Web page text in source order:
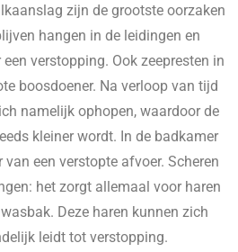
zijn de grootste oorzaken
hangen in de leidingen en
verstopping. Ook zeepresten in
boosdoener. Na verloop van tijd
namelijk ophopen, waardoor de
kleiner wordt. In de badkamer
een verstopte afvoer. Scheren
het zorgt allemaal voor haren
Deze haren kunnen zich
leidt tot verstopping.